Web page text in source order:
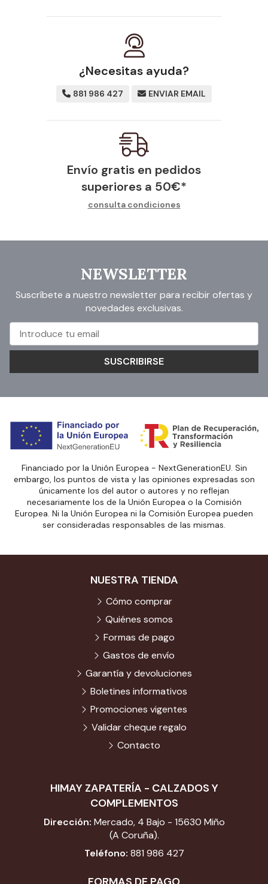
¿Necesitas ayuda?
881 986 427 ENVIAR EMAIL
Envío gratis en pedidos
superiores a 50€*
consulta condiciones
NEWSLETTER
Suscríbete a nuestro newsletter para recibir ofertas y
novedades exclusivas.
SUSCRIBIRSE
Financiado por la Unión Europea - NextGenerationEU. Sin
embargo, los puntos de vista y las opiniones expresadas son
únicamente los del autor o autores y no reflejan
necesariamente los de la Unión Europea o la Comisión
Europea. Ni la Unión Europea ni la Comisión Europea pueden
ser consideradas responsables de las mismas.
HIMAY ZAPATERÍA - CALZADOS Y
COMPLEMENTOS
Dirección: Mercado, 4 Bajo - 15630 Miño
(A Coruña).
Teléfono: 881 986 427
NUESTRA TIENDA
Cómo comprar
Quiénes somos
Formas de pago
Gastos de envío
Garantía y devoluciones
Boletines informativos
Promociones vigentes
Validar cheque regalo
Contacto